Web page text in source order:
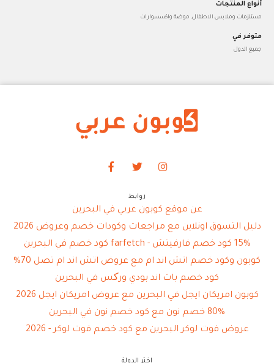
أنواع المنتجات
مستلزمات وملابس الاطفال, موضة واكسسوارات
متوفر في
جميع الدول
روابط
عن موقع كوبون عربي في البحرين
دليل التسوق اونلاين مع مراجعات وكودات خصم وعروض 2026
15% كود خصم فارفيتش - farfetch كود خصم في البحرين
كوبون وكود خصم اتش اند ام مع عروض اتش اند ام تصل 70%
كود خصم باث اند بودي ورکس في البحرين
كوبون امريكان ايجل في البحرين مع عروض امريكان ايجل 2026
80% خصم نون مع كود خصم نون في البحرين
عروض فوت لوكر البحرين مع كود خصم فوت لوكر - 2026
اختر الدولة